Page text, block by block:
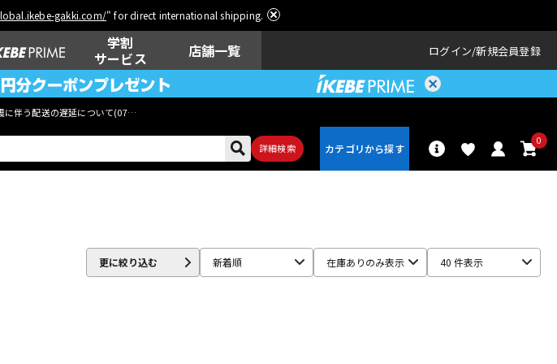
gakki.com/" for direct international shipping.
学割
サービス
店舗一覧 ログイン 新規会員登録
に伴う配送の遅延について(07月29日
詳細検索
0
更に絞り込む 新着順 在庫ありのみ表示 40 件表示